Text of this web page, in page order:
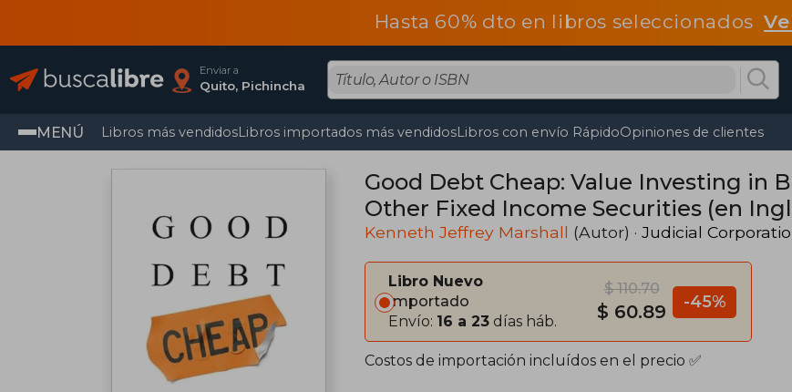
Hasta 60% dto en libros seleccionados
Enviar a
Quito, Pichincha
MENÚ Libros más vendidosLibros importados más vendidosLibros con envío RápidoOpiniones de clientes
Good Debt Cheap: Value Investing in
Other Fixed Income Securities (en
Kenneth Jeffrey Marshall (Autor) · Judicial
Libro Nuevo
Importado
Envío: 16 a 23 días háb.
$ 110.70
$ 60.89 -45%
Costos de importación incluídos en el precio ✅